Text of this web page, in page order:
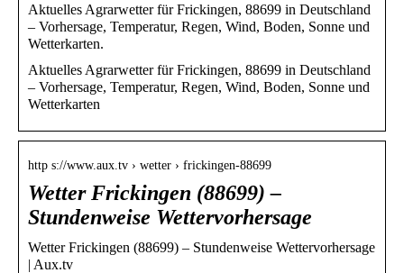
Aktuelles Agrarwetter für Frickingen, 88699 in Deutschland
– Vorhersage, Temperatur, Regen, Wind, Boden, Sonne und
Wetterkarten.
Aktuelles Agrarwetter für Frickingen, 88699 in Deutschland
– Vorhersage, Temperatur, Regen, Wind, Boden, Sonne und
Wetterkarten
http s://www.aux.tv › wetter › frickingen-88699
Wetter Frickingen (88699) –
Stundenweise Wettervorhersage
Wetter Frickingen (88699) – Stundenweise Wettervorhersage
| Aux.tv